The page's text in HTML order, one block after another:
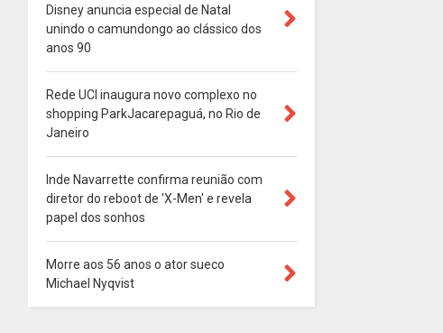
Disney anuncia especial de Natal
unindo o camundongo ao clássico dos
anos 90
Rede UCI inaugura novo complexo no
shopping ParkJacarepaguá, no Rio de
Janeiro
Inde Navarrette confirma reunião com
diretor do reboot de 'X-Men' e revela
papel dos sonhos
Morre aos 56 anos o ator sueco
Michael Nyqvist